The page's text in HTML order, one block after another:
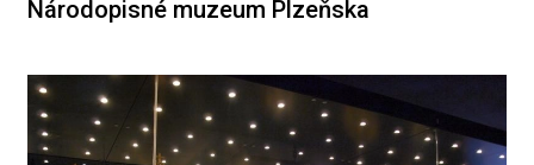
Národopisné muzeum Plzeňska